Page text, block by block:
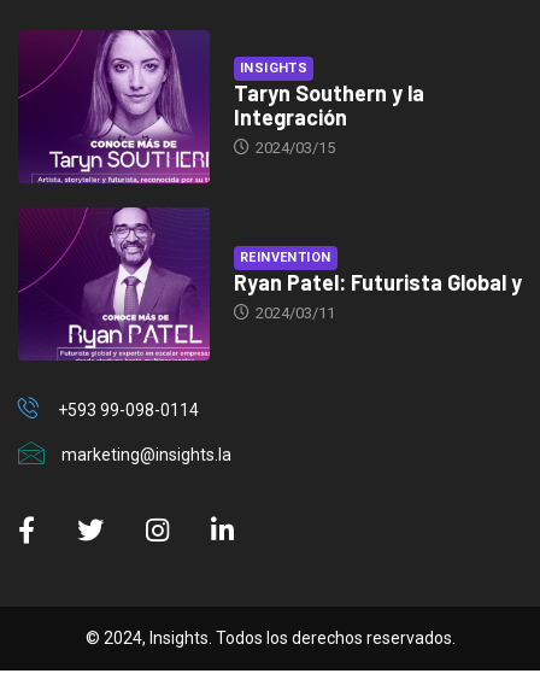
INSIGHTS
Taryn Southern y la
Integración
2024/03/15
REINVENTION
Ryan Patel: Futurista Global y
2024/03/11
+593 99-098-0114
marketing@insights.la
© 2024, Insights. Todos los derechos reservados.